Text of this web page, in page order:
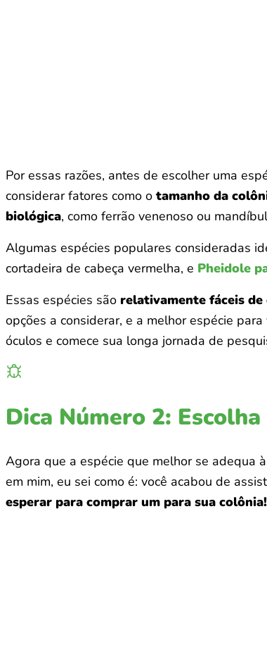
Por essas razões, antes de escolher uma
considerar fatores como otamanho da
biológica, como ferrão venenoso ou
Algumas espécies populares consideradas
cortadeira de cabeça vermelha, e Pheidole
Essas espécies são relativamente fáceis de
opções a considerar, e a melhor espécie
óculos e comece sua longa jornada de
Dica Número 2:
Agora que a espécie que melhor se adequa
em mim, eu sei como é: você acabou de
esperar para comprar um para sua colônia!